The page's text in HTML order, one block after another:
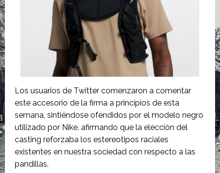
Los usuarios de Twitter comenzaron a comentar
este accesorio de la firma a principios de esta
semana, sintiéndose ofendidos por el modelo negro
utilizado por Nike, afirmando que la elección del
casting reforzaba los estereotipos raciales
existentes en nuestra sociedad con respecto a las
pandillas.